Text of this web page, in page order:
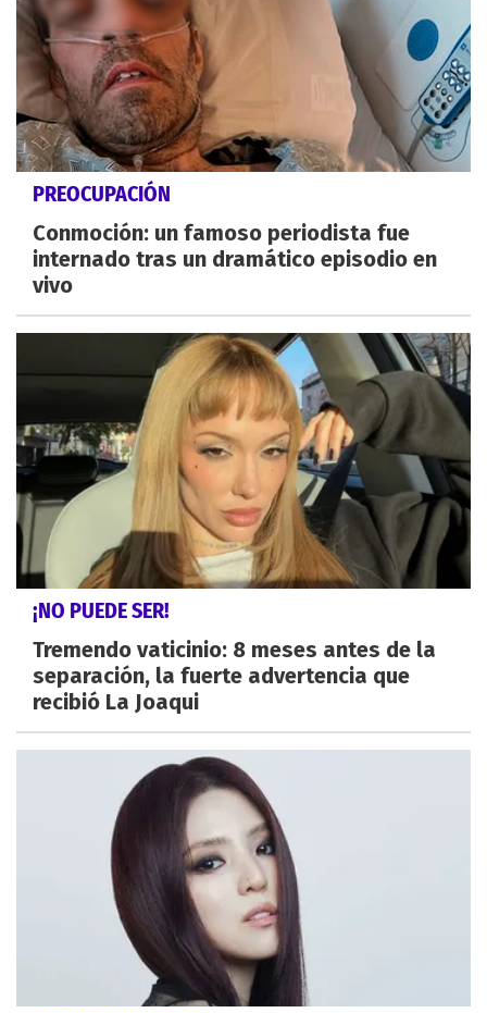
PREOCUPACIÓN
Conmoción: un famoso periodista fue
internado tras un dramático episodio en
vivo
¡NO PUEDE SER!
Tremendo vaticinio: 8 meses antes de la
separación, la fuerte advertencia que
recibió La Joaqui